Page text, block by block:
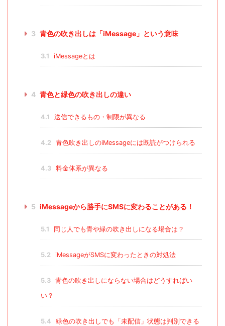
3 青色の吹き出しは「iMessage」という意味
3.1 iMessageとは
4 青色と緑色の吹き出しの違い
4.1 送信できるもの・制限が異なる
4.2 青色吹き出しのiMessageには既読がつけられる
4.3 料金体系が異なる
5 iMessageから勝手にSMSに変わることがある！
5.1 同じ人でも青や緑の吹き出しになる場合は？
5.2 iMessageがSMSに変わったときの対処法
5.3
青色の吹き出しにならない場合はどうすればい
い？
5.4 緑色の吹き出しでも「未配信」状態は判別できる